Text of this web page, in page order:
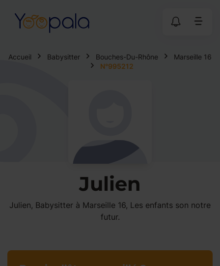
Accueil Babysitter Bouches-Du-Rhône
Marseille 16
N°995212
Julien
Julien, Babysitter à Marseille 16, Les enfants son notre
futur.